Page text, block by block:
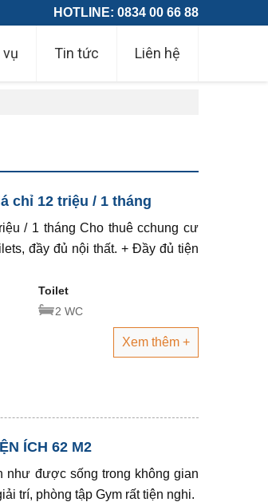
HOTLINE: 0834 00 66 88
vụ Tin tức Liên hệ
chỉ 12 triệu / 1 tháng
/ 1 tháng Cho thuê cchung cư
đầy đủ nội thất. + Đầy đủ tiện
Toilet
2 WC
Xem thêm +
ÍCH 62 M2
như được sống trong không gian
trí, phòng tập Gym rất tiện nghi.